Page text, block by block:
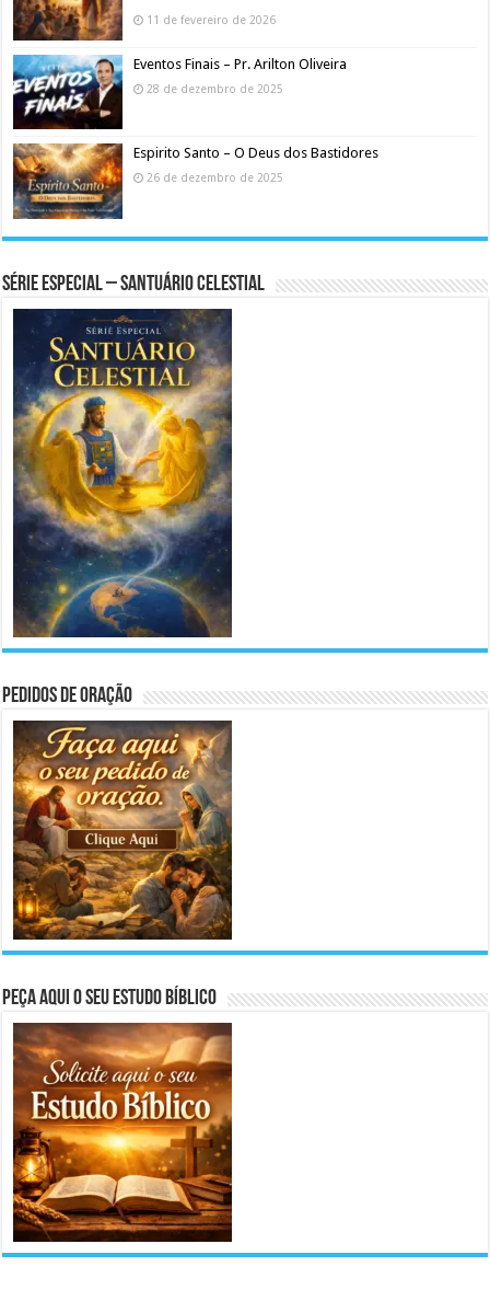
11 de fevereiro de 2026
Eventos Finais – Pr. Arilton Oliveira
28 de dezembro de 2025
Espirito Santo – O Deus dos Bastidores
26 de dezembro de 2025
Série Especial – Santuário Celestial
Pedidos de Oração
Peça aqui o seu Estudo Bíblico